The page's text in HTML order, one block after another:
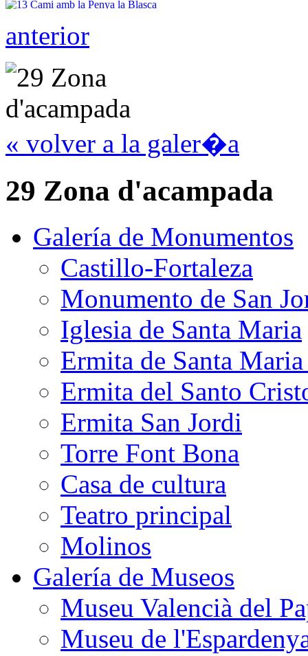
anterior
« volver a la galer�a
29 Zona d'acampada
Galería de Monumentos
Castillo-Fortaleza
Monumento de San
Iglesia de Santa Maria
Ermita de Santa
Ermita del Santo
Ermita San Jordi
Torre Font Bona
Casa de cultura
Teatro principal
Molinos
Galería de Museos
Museu Valencià del
Museu de